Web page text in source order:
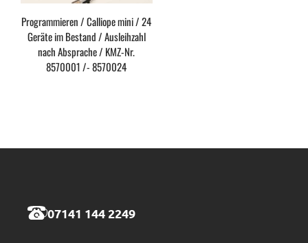
Programmieren / Calliope mini / 24
Geräte im Bestand / Ausleihzahl
nach Absprache / KMZ-Nr.
8570001 /- 8570024
07141 144 2249